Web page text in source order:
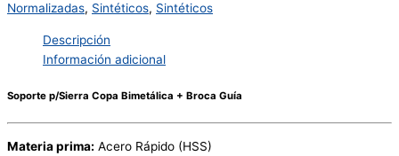
Normalizadas, Sintéticos, Sintéticos
Descripción
Información adicional
Soporte p/Sierra Copa Bimetálica + Broca Guía
Materia prima: Acero Rápido (HSS)